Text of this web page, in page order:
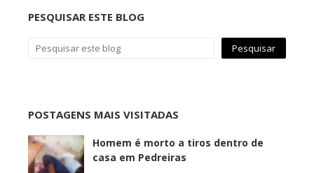
PESQUISAR ESTE BLOG
POSTAGENS MAIS VISITADAS
Homem é morto a tiros dentro de
casa em Pedreiras